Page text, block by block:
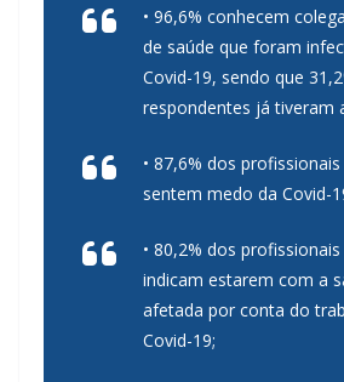
• 96,6% conhecem
de saúde que foram
Covid-19, sendo que
respondentes já tiveram
• 87,6% dos
sentem medo da Covid-
• 80,2% dos
indicam estarem com a
afetada por conta do
Covid-19;